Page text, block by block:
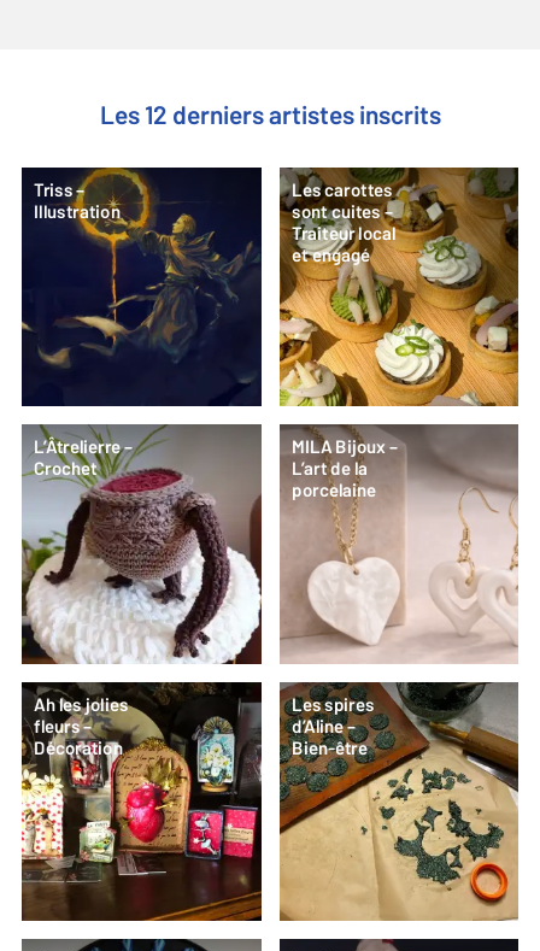
Les 12 derniers artistes inscrits
Triss –
Illustration
Les carottes
sont cuites –
Traiteur local
et engagé
L’Âtrelierre –
Crochet
MILA Bijoux –
L’art de la
porcelaine
Ah les jolies
fleurs –
Décoration
Les spires
d’Aline –
Bien-être